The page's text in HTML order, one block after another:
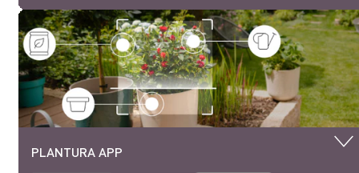
PLANTURA APP